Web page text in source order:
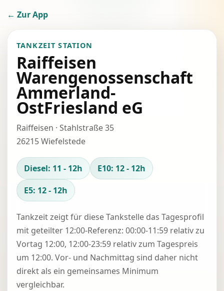
← Zur App
TANKZEIT STATION
Raiffeisen
Warengenossenschaft
Ammerland-
OstFriesland eG
Raiffeisen · Stahlstraße 35
26215 Wiefelstede
Diesel: 11 - 12h
E10: 12 - 12h
E5: 12 - 12h
Tankzeit zeigt für diese Tankstelle das Tagesprofil
mit geteilter 12:00-Referenz: 00:00-11:59 relativ zu
Vortag 12:00, 12:00-23:59 relativ zum Tagespreis
um 12:00. Vor- und Nachmittag sind daher nicht
direkt als ein gemeinsames Minimum
vergleichbar.